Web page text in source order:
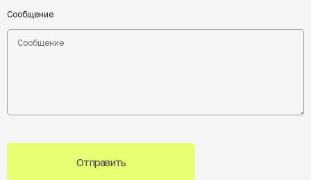
Сообщение
Отправить